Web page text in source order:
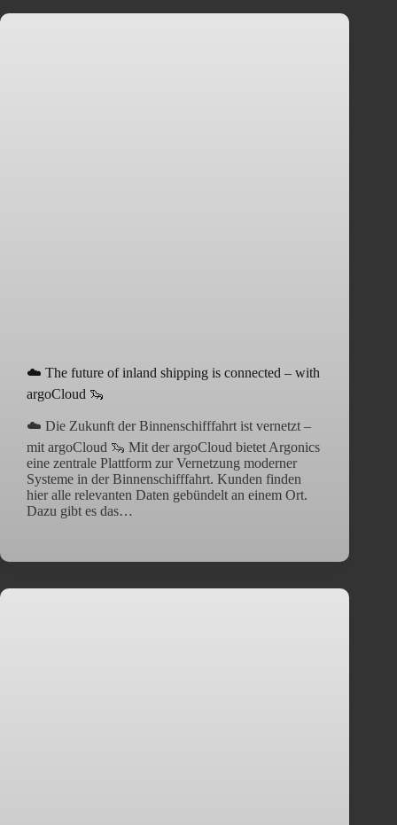
☁️ The future of inland shipping is connected – with
argoCloud 🦦
☁️ Die Zukunft der Binnenschifffahrt ist vernetzt –
mit argoCloud 🦦 Mit der argoCloud bietet Argonics
eine zentrale Plattform zur Vernetzung moderner
Systeme in der Binnenschifffahrt. Kunden finden
hier alle relevanten Daten gebündelt an einem Ort.
Dazu gibt es das…